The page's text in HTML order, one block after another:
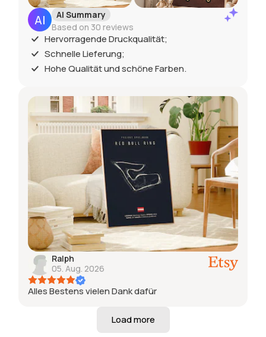
AI Summary
Based on 30 reviews
Hervorragende Druckqualität;
Schnelle Lieferung;
Hohe Qualität und schöne Farben.
Ralph
05. Aug. 2026
Alles Bestens vielen Dank dafür